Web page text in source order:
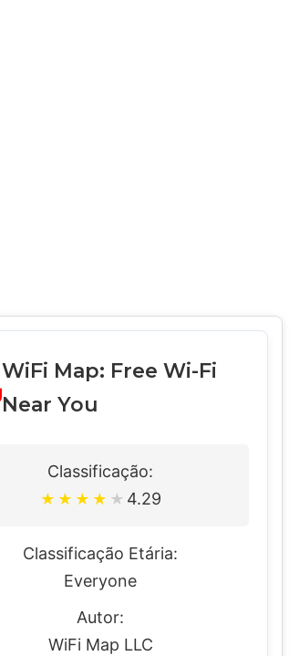
WiFi Map: Free Wi-Fi
Near You
Classificação:
★ ★ ★ ★ ★ 4.29
Classificação Etária:
Everyone
Autor:
WiFi Map LLC